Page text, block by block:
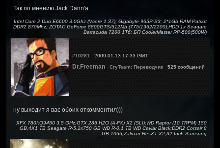
Так по мнению Jack Dann'a.
Intel Core 2 Duo E6600 3.0Ghz (Vcore 1.37); Gigabyte 965P-S3; 2*1Gb RAM Patriot
DDR2 870Mhz; ZOTAC GeForce 8800GTS/512Mb (775/1962/2200);HDD 1x Seagate
Barracuda 7200 1Тб; БП CoolerMaster RP-500(500W)
#10281 2009-01-13 17:33 GMT
Dr.Freeman CryTeam: Переводчик 525 сообщений
ну выходит я вас обоих откомментил)))
XFX 780I;Q9450 3.5 GHz;GTX 285 H2O (A-FX) X2 (SLI);WD Raptor (10 TRPM) 150
GB,4X1 TB Seagate R-5,2x750 GB WD R-0,1 TB WD Caviar Black;DDR2 Corsair 8
GB 1066;Zalman ResXT X2;32 Inch Samsung